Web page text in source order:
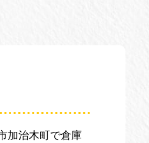
加治木町で倉庫
・お問い合わせ